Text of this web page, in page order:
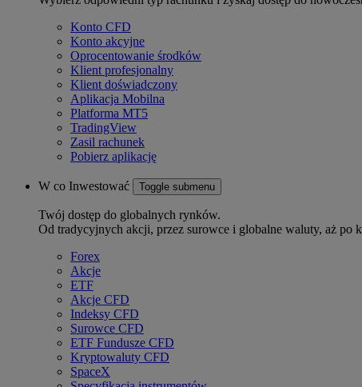
Konto CFD
Konto akcyjne
Oprocentowanie środków
Klient profesjonalny
Klient doświadczony
Aplikacja Mobilna
Platforma MT5
TradingView
Zasil rachunek
Pobierz aplikację
W co Inwestować Toggle submenu
Twój dostęp do globalnych rynków.
Od tradycyjnych akcji, przez surowce i globalne waluty, aż
Forex
Akcje
ETF
Akcje CFD
Indeksy CFD
Surowce CFD
ETF Fundusze CFD
Kryptowaluty CFD
SpaceX